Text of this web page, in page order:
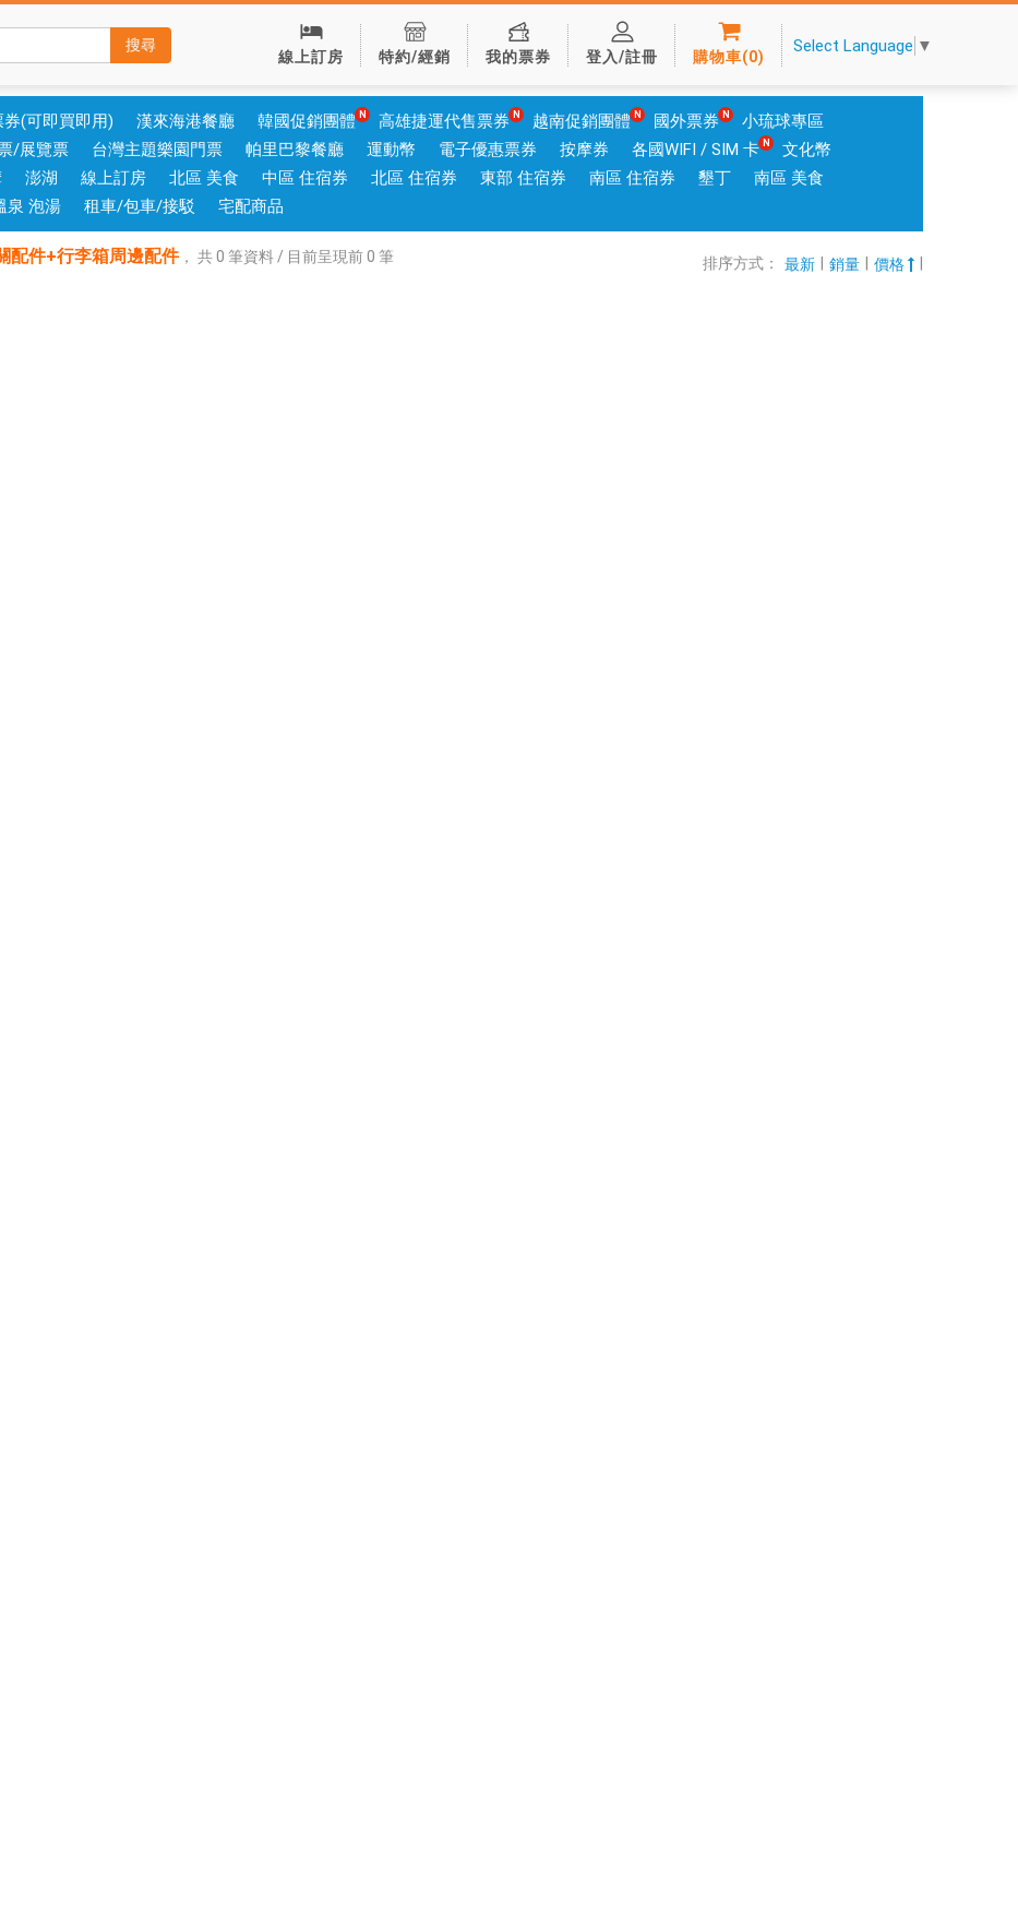
搜尋
線上訂房 特約/經銷 我的票券 登入/註冊 購物車(0)
Select Language ▼
(可即買即用) 漢來海港餐廳 韓國促銷團體 高雄捷運代售票券 越南促銷團體 國外票券
小琉球專區
/展覽票
台灣主題樂園門票 帕里巴黎餐廳 運動幣 電子優惠票券 按摩券 各國WIFI / SIM 卡
文化幣
澎湖 線上訂房 北區 美食 中區 住宿券 北區 住宿券 東部 住宿券 南區 住宿券 墾丁
南區 美食
泉 泡湯 租車/包車/接駁 宅配商品
配件+行李箱周邊配件， 共0 筆資料 / 目前呈現前0 筆 排序方式： 最新 銷量 價格